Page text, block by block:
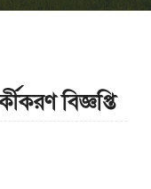
বিজ্ঞপ্তি